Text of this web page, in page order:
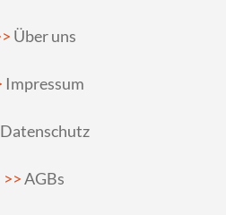
Über uns
Impressum
Datenschutz
AGBs